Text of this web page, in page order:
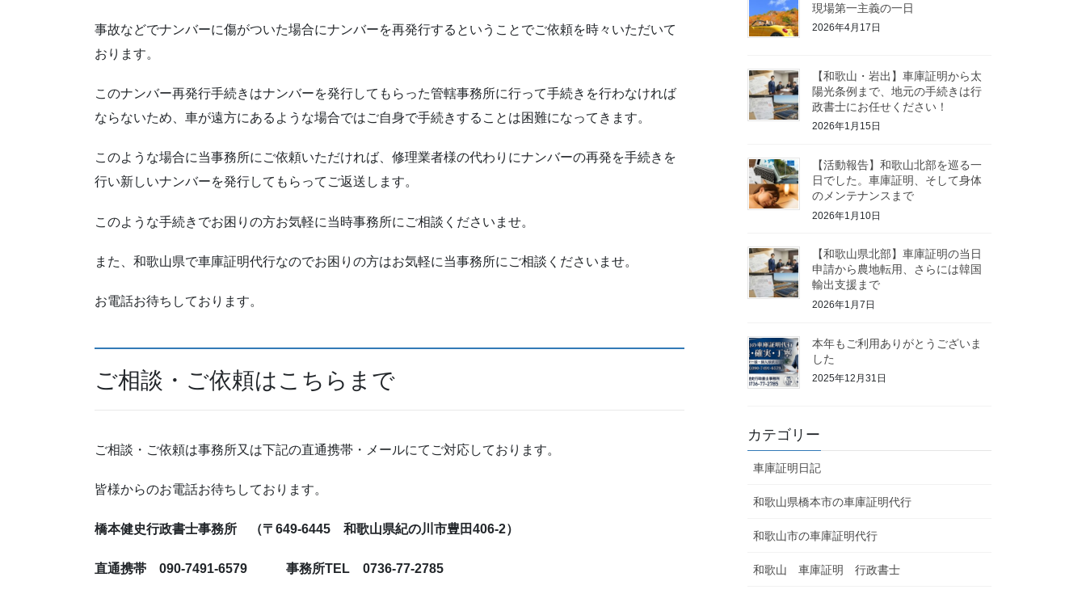
事故などでナンバーに傷がついた場合にナンバーを再発行するということでご依頼を時々いただいて
おります。
このナンバー再発行手続きはナンバーを発行してもらった管轄事務所に行って手続きを行わなければ
ならないため、車が遠方にあるような場合ではご自身で手続きすることは困難になってきます。
このような場合に当事務所にご依頼いただければ、修理業者様の代わりにナンバーの再発を手続きを
行い新しいナンバーを発行してもらってご返送します。
このような手続きでお困りの方お気軽に当時事務所にご相談くださいませ。
また、和歌山県で車庫証明代行なのでお困りの方はお気軽に当事務所にご相談くださいませ。
お電話お待ちしております。
ご相談・ご依頼はこちらまで
ご相談・ご依頼は事務所又は下記の直通携帯・メールにてご対応しております。
皆様からのお電話お待ちしております。
橋本健史行政書士事務所 （〒649-6445 和歌山県紀の川市豊田406-2）
直通携帯 090-7491-6579 事務所TEL 0736-77-2785
現場第一主義の一日
2026年4月17日
【和歌山・岩出】車庫証明から太
陽光条例まで、地元の手続きは行
政書士にお任せください！
2026年1月15日
【活動報告】和歌山北部を巡る一
日でした。車庫証明、そして身体
のメンテナンスまで
2026年1月10日
【和歌山県北部】車庫証明の当日
申請から農地転用、さらには韓国
輸出支援まで
2026年1月7日
本年もご利用ありがとうございま
した
2025年12月31日
カテゴリー
車庫証明日記
和歌山県橋本市の車庫証明代行
和歌山市の車庫証明代行
和歌山 車庫証明 行政書士